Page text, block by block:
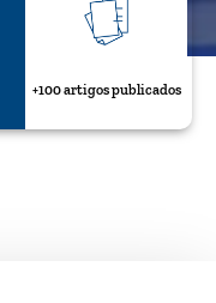
+100 artigos publicados